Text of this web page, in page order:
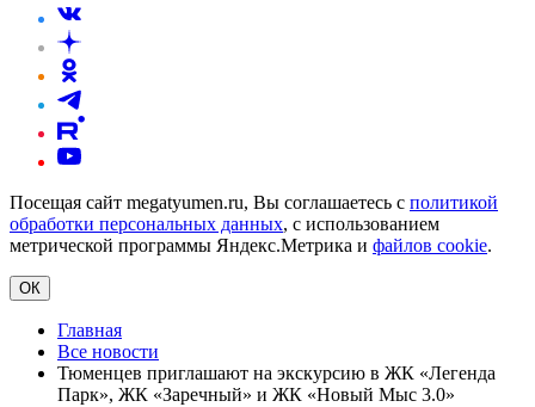
Посещая сайт megatyumen.ru, Вы соглашаетесь с политикой
обработки персональных данных, с использованием
метрической программы Яндекс.Метрика и файлов cookie.
ОК
Главная
Все новости
Тюменцев приглашают на экскурсию в ЖК «Легенда
Парк», ЖК «Заречный» и ЖК «Новый Мыс 3.0»